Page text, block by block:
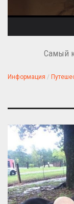
Самый
Информация /